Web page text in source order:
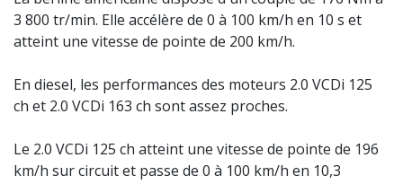
3 800 tr/min. Elle accélère de 0 à 100 km/h en 10 s et
atteint une vitesse de pointe de 200 km/h.
En diesel, les performances des moteurs 2.0 VCDi 125
ch et 2.0 VCDi 163 ch sont assez proches.
Le 2.0 VCDi 125 ch atteint une vitesse de pointe de 196
km/h sur circuit et passe de 0 à 100 km/h en 10,3